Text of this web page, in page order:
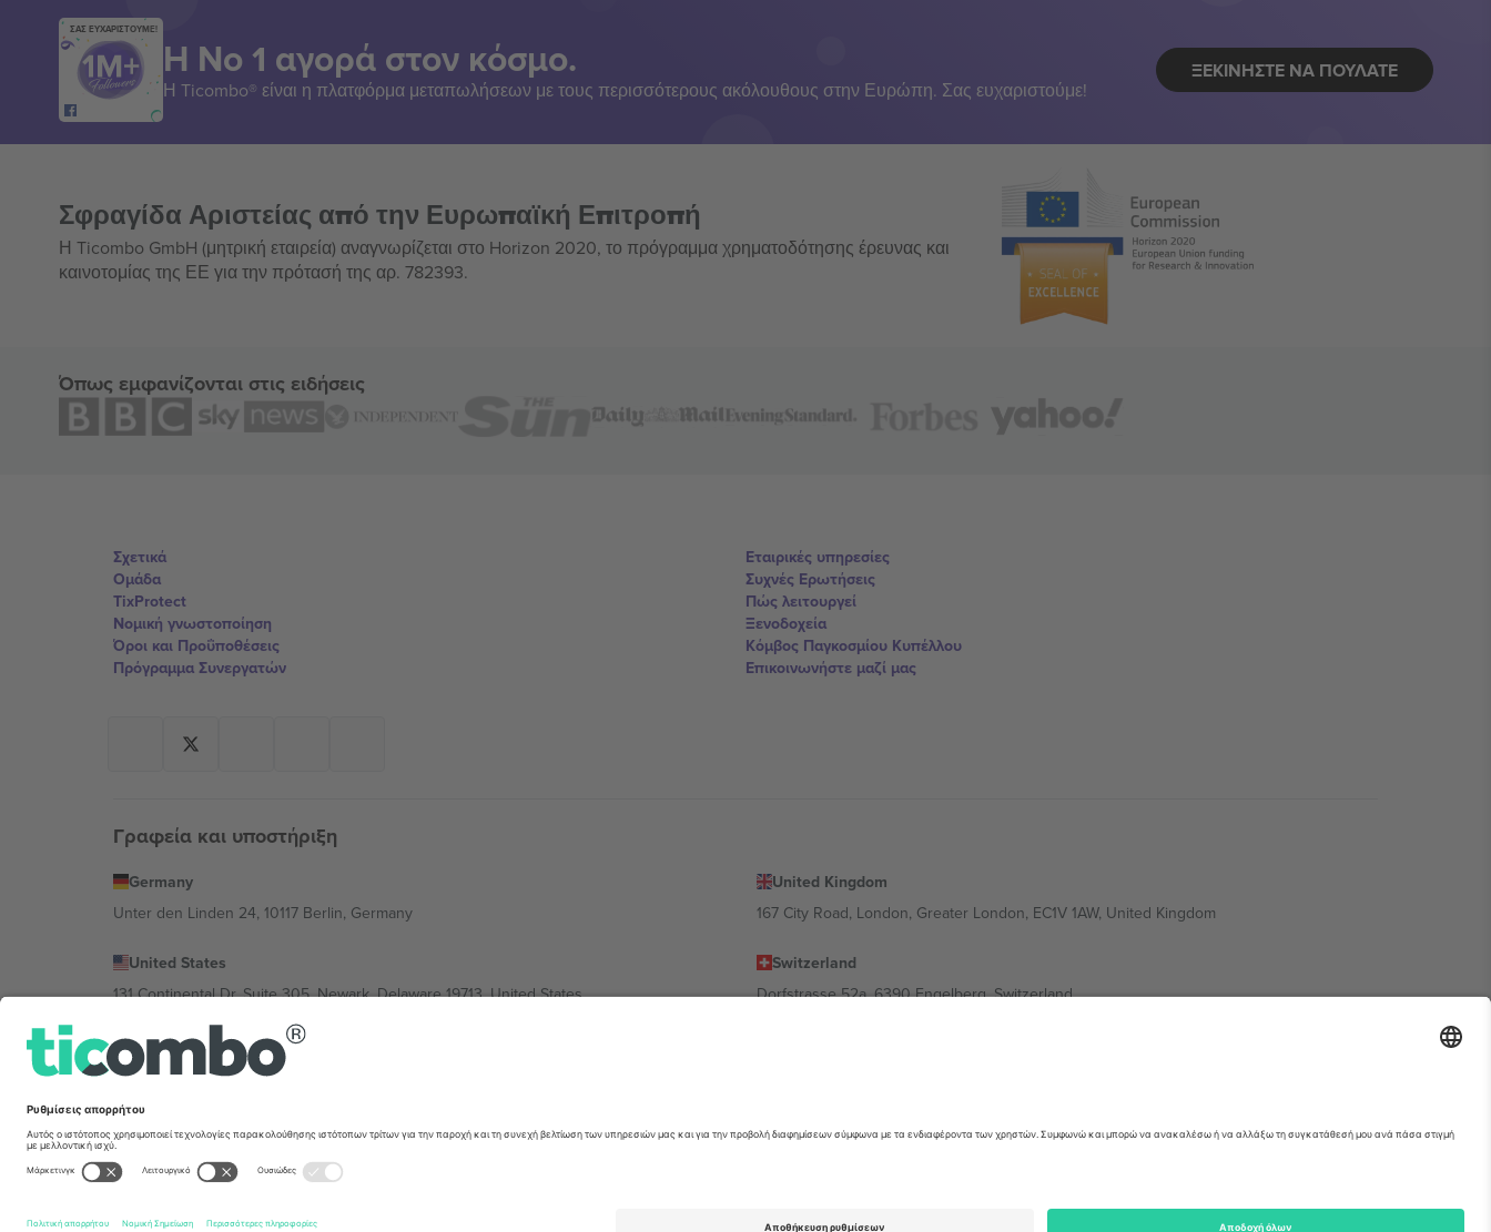
ΣΑΣ ΕΥΧΑΡΙΣΤΟΥΜΕ!
Η Νο 1 αγορά στον κόσμο.
Η Ticombo® είναι η πλατφόρμα μεταπωλήσεων με τους περισσότερους ακόλουθους στην Ευρώπη. Σας ευχαριστούμε!
ΞΕΚΙΝΉΣΤΕ ΝΑ ΠΟΥΛΆΤΕ
Σφραγίδα Αριστείας από την Ευρωπαϊκή Επιτροπή
Η Ticombo GmbH (μητρική εταιρεία) αναγνωρίζεται στο Horizon 2020, το πρόγραμμα χρηματοδότησης έρευνας και
καινοτομίας της ΕΕ για την πρότασή της αρ. 782393.
Όπως εμφανίζονται στις ειδήσεις
Σχετικά
Ομάδα
TixProtect
Νομική γνωστοποίηση
Όροι και Προΰποθέσεις
Πρόγραμμα Συνεργατών
Εταιρικές υπηρεσίες
Συχνές Ερωτήσεις
Πώς λειτουργεί
Ξενοδοχεία
Κόμβος Παγκοσμίου Κυπέλλου
Επικοινωνήστε μαζί μας
Γραφεία και υποστήριξη
Germany
Unter den Linden 24, 10117 Berlin, Germany
United Kingdom
167 City Road, London, Greater London, EC1V 1AW, United Kingdom
United States
131 Continental Dr, Suite 305, Newark, Delaware 19713, United States
Switzerland
Dorfstrasse 52a, 6390 Engelberg, Switzerland
Bulgaria
Regus Sofia City West, bul Totleben 53-55, 1606 Sofia, Bulgaria
Mexico
Av Chapultepec 360, Roma Norte, Cuauhtémoc, 06700 Ciudad de México, CDMX, Mexico
συγκεκριμένης εκδήλωσης, στο αποτύπωμα και στους όρους.,
Οροι. © 2026 Ticombo. All rights reserved.